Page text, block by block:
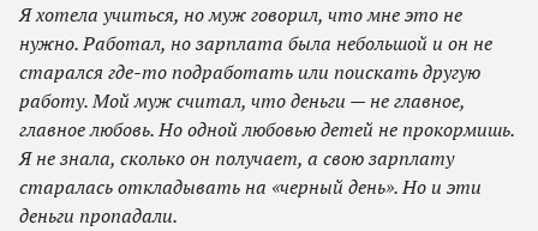
Я хотела учиться, но муж говорил, что мне это не
нужно. Работал, но зарплата была небольшой и он не
старался где-то подработать или поискать другую
работу. Мой муж считал, что деньги — не главное,
главное любовь. Но одной любовью детей не прокормишь.
Я не знала, сколько он получает, а свою зарплату
старалась откладывать на «черный день». Но и эти
деньги пропадали.